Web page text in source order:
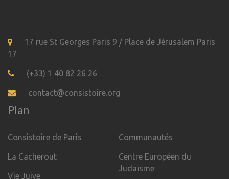
17 rue St Georges Paris 9 / Place de Jérusalem Paris
17
(+33) 1 40 82 26 26
contact@consistoire.org
Plan
Consistoire de Paris
La Cacherout
Vie Juive
Communautés
Centre Européen du
Judaïsme